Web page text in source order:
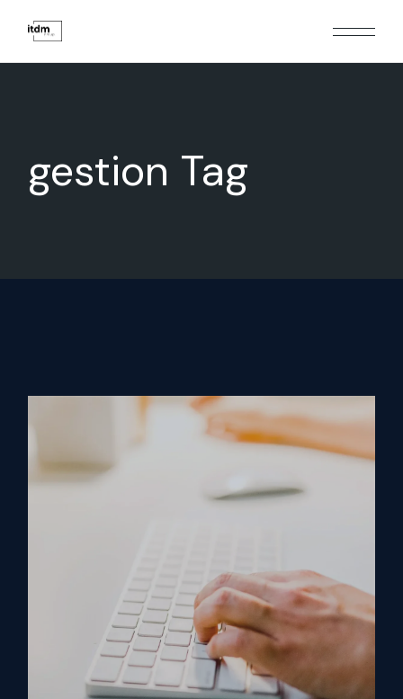
gestion Tag